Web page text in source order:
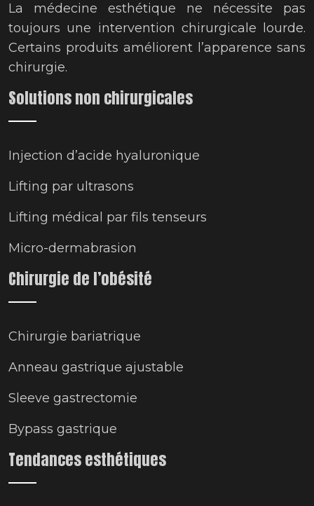
La médecine esthétique ne nécessite pas
toujours une intervention chirurgicale lourde.
Certains produits améliorent l’apparence sans
chirurgie.
Solutions non chirurgicales
Injection d’acide hyaluronique
Lifting par ultrasons
Lifting médical par fils tenseurs
Micro-dermabrasion
Chirurgie de l’obésité
Chirurgie bariatrique
Anneau gastrique ajustable
Sleeve gastrectomie
Bypass gastrique
Tendances esthétiques